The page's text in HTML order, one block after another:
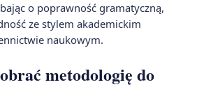
o poprawność gramatyczną,
ze stylem akademickim
naukowym.
metodologię do